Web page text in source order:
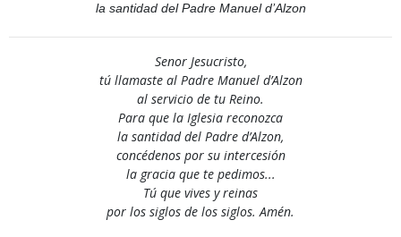
la santidad del Padre Manuel d’Alzon
Senor Jesucristo,
tú llamaste al Padre Manuel d’Alzon
al servicio de tu Reino.
Para que la Iglesia reconozca
la santidad del Padre d’Alzon,
concédenos por su intercesión
la gracia que te pedimos...
Tú que vives y reinas
por los siglos de los siglos. Amén.